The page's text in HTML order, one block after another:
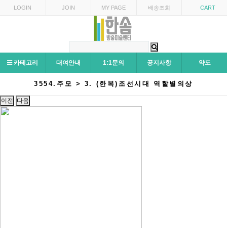
LOGIN JOIN MY PAGE 배송조회 CART
카테고리 대여안내 1:1문의 공지사항 약도
3554.주모 > 3. (한복)조선시대 역할별의상
이전 다음